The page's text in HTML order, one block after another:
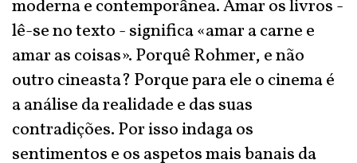
moderna e contemporânea. Amar os livros -
lê-se no texto - significa «amar a carne e
amar as coisas». Porquê Rohmer, e não
outro cineasta? Porque para ele o cinema é
a análise da realidade e das suas
contradições. Por isso indaga os
sentimentos e os aspetos mais banais da